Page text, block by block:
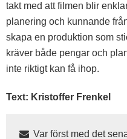
takt med att filmen blir
planering och kunnande
skapa en produktion som
kräver både pengar och
inte riktigt kan få ihop.
Text: Kristoffer Frenkel
Var först med det